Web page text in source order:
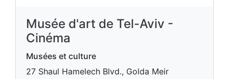
Musée d'art de Tel-Aviv -
Cinéma
Musées et culture
27 Shaul Hamelech Blvd., Golda Meir